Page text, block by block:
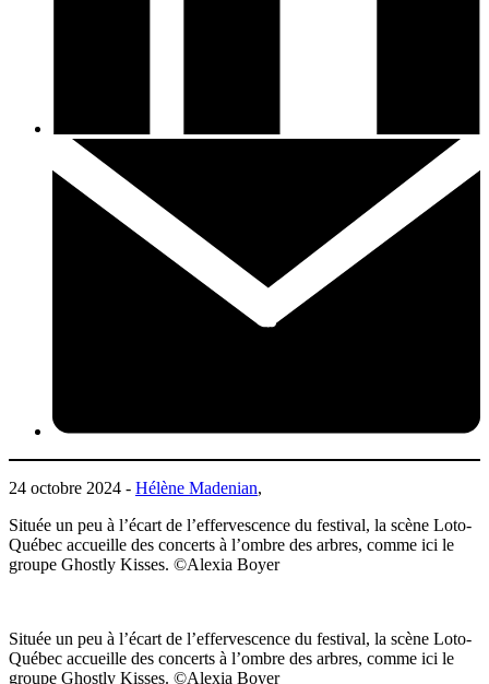
24 octobre 2024 - Hélène Madenian,
Située un peu à l’écart de l’effervescence du festival, la scène Loto-
Québec accueille des concerts à l’ombre des arbres, comme ici le
groupe Ghostly Kisses. ©Alexia Boyer
Située un peu à l’écart de l’effervescence du festival, la scène Loto-
Québec accueille des concerts à l’ombre des arbres, comme ici le
groupe Ghostly Kisses. ©Alexia Boyer